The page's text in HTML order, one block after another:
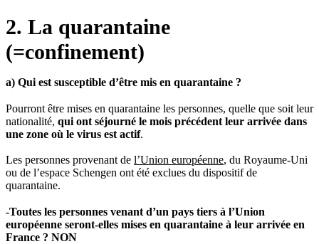
2. La quarantaine
(=confinement)
a) Qui est susceptible d’être mis en quarantaine ?
Pourront être mises en quarantaine les personnes, quelle que soit leur
nationalité, qui ont séjourné le mois précédent leur arrivée dans
une zone où le virus est actif.
Les personnes provenant de l’Union européenne, du Royaume-Uni
ou de l’espace Schengen ont été exclues du dispositif de
quarantaine.
-Toutes les personnes venant d’un pays tiers à l’Union
européenne seront-elles mises en quarantaine à leur arrivée en
France ? NON